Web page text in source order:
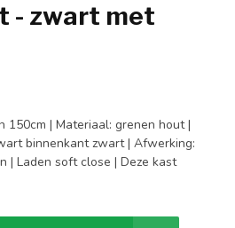
- zwart met
| Materiaal: grenen hout |
binnenkant zwart | Afwerking:
| Laden soft close | Deze kast